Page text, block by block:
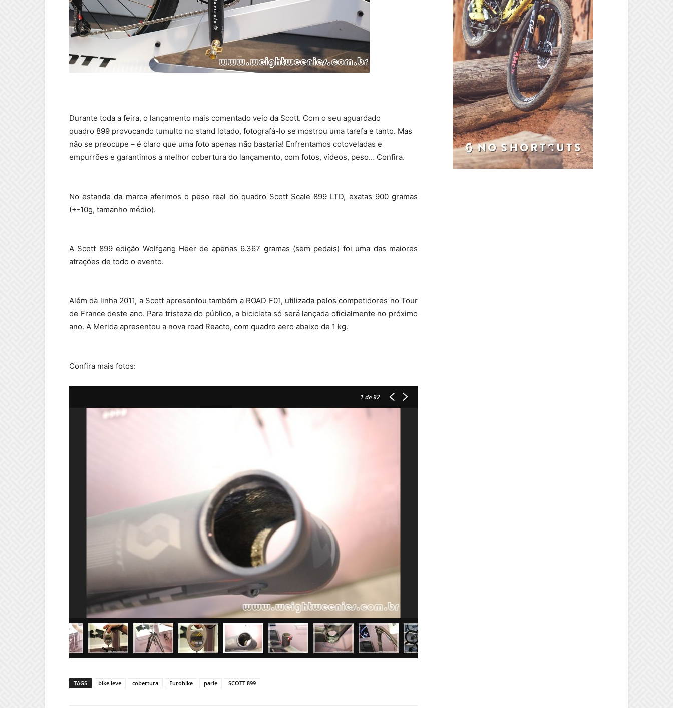
de
Notícias
Durante toda a feira, o lançamento mais comentado veio da Scott. Com o seu aguardado
quadro 899 provocando tumulto no stand lotado, fotografá-lo se mostrou uma tarefa e tanto. Mas
não se preocupe – é claro que uma foto apenas não bastaria! Enfrentamos cotoveladas e
empurrões e garantimos a melhor cobertura do lançamento, com fotos, vídeos, peso… Confira.
No estande da marca aferimos o peso real do quadro Scott Scale 899 LTD, exatas 900 gramas
(+-10g, tamanho médio).
A Scott 899 edição Wolfgang Heer de apenas 6.367 gramas (sem pedais) foi uma das maiores
atrações de todo o evento.
Além da linha 2011, a Scott apresentou também a ROAD F01, utilizada pelos competidores no Tour
de France deste ano. Para tristeza do público, a bicicleta só será lançada oficialmente no próximo
ano. A Merida apresentou a nova road Reacto, com quadro aero abaixo de 1 kg.
Confira mais fotos:
1 de 92
TAGS bike leve cobertura Eurobike parle SCOTT 899